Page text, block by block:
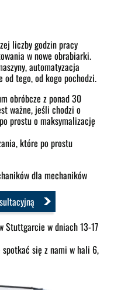
liczby godzin pracy
w nowe obrabiarki.
automatyzacja
od tego, od kogo pochodzi.
obróbcze z ponad 30
ważne, jeśli chodzi o
prostu o maksymalizację
które po prostu
dla mechaników
Stuttgarcie w dniach 13-17
spotkać się z nami w hali 6,